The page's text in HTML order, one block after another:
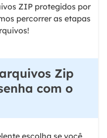
ZIP protegidos por
percorrer as etapas
Zip
com o
escolha se você